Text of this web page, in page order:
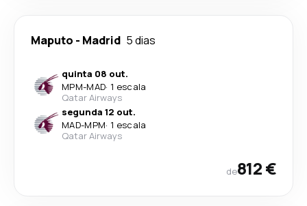
Maputo - Madrid 5 dias
quinta 08 out.
MPM-MAD· 1 escala
Qatar Airways
segunda 12 out.
MAD-MPM· 1 escala
Qatar Airways
de812 €